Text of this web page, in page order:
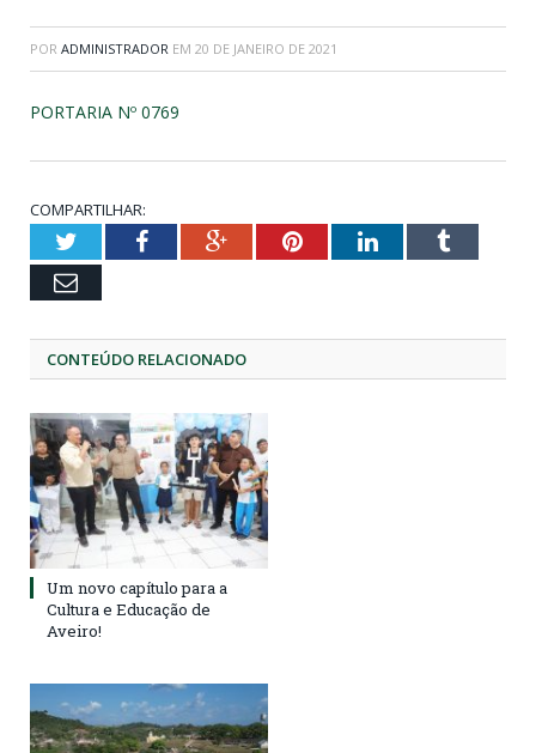
POR ADMINISTRADOR EM 20 DE JANEIRO DE 2021
PORTARIA Nº 0769
COMPARTILHAR:
TwitterFacebookGoogle+PinterestLinkedInTumblr
Email
CONTEÚDO RELACIONADO
Um novo capítulo para a
Cultura e Educação de
Aveiro!